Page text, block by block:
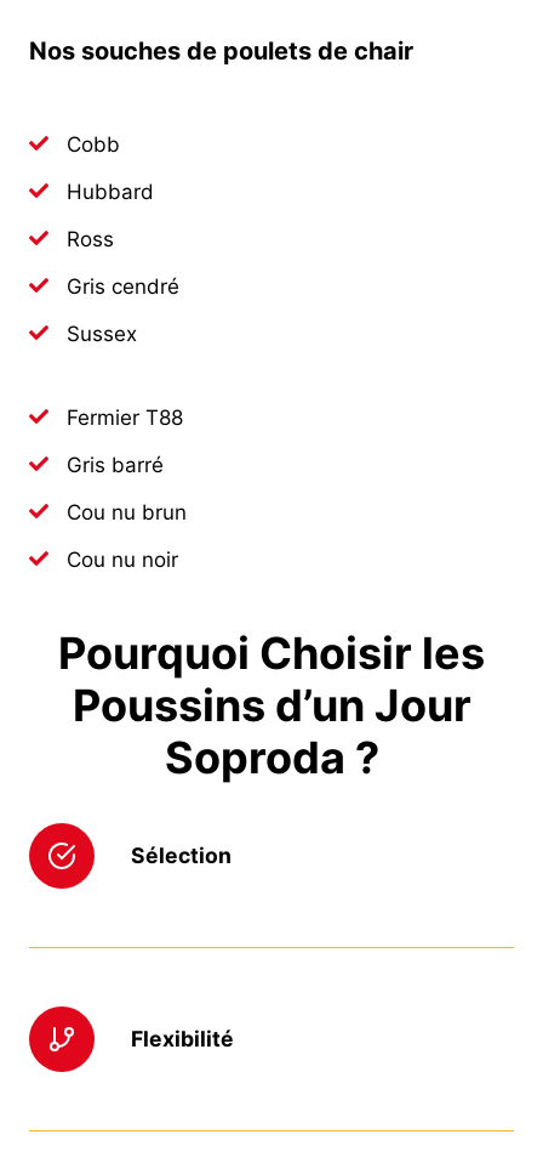
Nos souches de poulets de chair
Cobb
Hubbard
Ross
Gris cendré
Sussex
Fermier T88
Gris barré
Cou nu brun
Cou nu noir
Pourquoi Choisir les
Poussins d’un Jour
Soproda ?
Sélection
Flexibilité